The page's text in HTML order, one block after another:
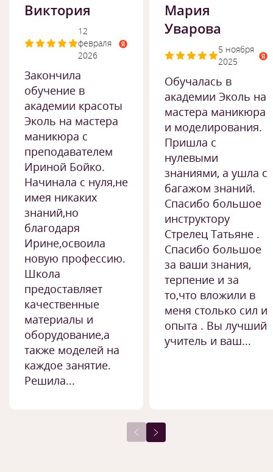
Виктория
12
февраля
2026
Закончила
обучение в
академии красоты
Эколь на мастера
маникюра с
преподавателем
Ириной Бойко.
Начинала с нуля,не
имея никаких
знаний,но
благодаря
Ирине,освоила
новую профессию.
Школа
предоставляет
качественные
материалы и
оборудование,а
также моделей на
каждое занятие.
Решила...
Мария
Уварова
5 ноября
2025
Обучалась в
академии Эколь на
мастера маникюра
и моделирования.
Пришла с
нулевыми
знаниями, а ушла с
багажом знаний.
Спасибо большое
инструктору
Стрелец Татьяне .
Спасибо большое
за ваши знания,
терпение и за
то,что вложили в
меня столько сил и
опыта . Вы лучший
учитель и ваш...